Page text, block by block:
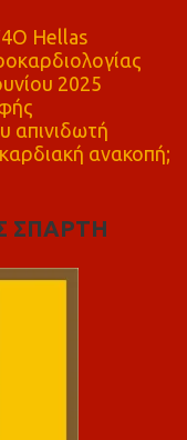
Hellas
2025
απινιδωτή
ανακοπή;
ΣΠΑΡΤΗ